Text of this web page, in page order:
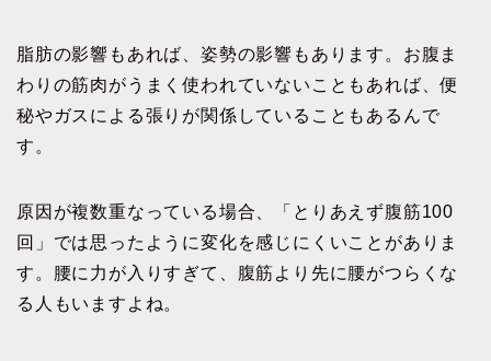
脂肪の影響もあれば、姿勢の影響もあります。お腹ま
わりの筋肉がうまく使われていないこともあれば、便
秘やガスによる張りが関係していることもあるんで
す。
原因が複数重なっている場合、「とりあえず腹筋100
回」では思ったように変化を感じにくいことがありま
す。腰に力が入りすぎて、腹筋より先に腰がつらくな
る人もいますよね。